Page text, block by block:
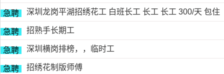
急聘 深圳龙岗平湖招绣花工 白班长工 长工 长工 300/天 包住
急聘 招熟手长期工
急聘 深圳横岗排榜，，临时工
急聘 招绣花制版师傅